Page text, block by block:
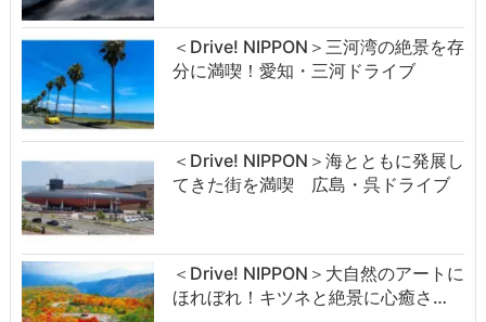
＜Drive! NIPPON＞三河湾の絶景を存
分に満喫！愛知・三河ドライブ
＜Drive! NIPPON＞海とともに発展し
てきた街を満喫 広島・呉ドライブ
＜Drive! NIPPON＞大自然のアートに
ほれぼれ！キツネと絶景に心癒さ…